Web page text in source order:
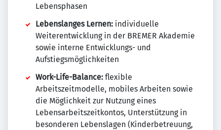
Lebensphasen
Lebenslanges Lernen: individuelle
Weiterentwicklung in der BREMER Akademie
sowie interne Entwicklungs- und
Aufstiegsmöglichkeiten
Work-Life-Balance: flexible
Arbeitszeitmodelle, mobiles Arbeiten sowie
die Möglichkeit zur Nutzung eines
Lebensarbeitszeitkontos, Unterstützung in
besonderen Lebenslagen (Kinderbetreuung,